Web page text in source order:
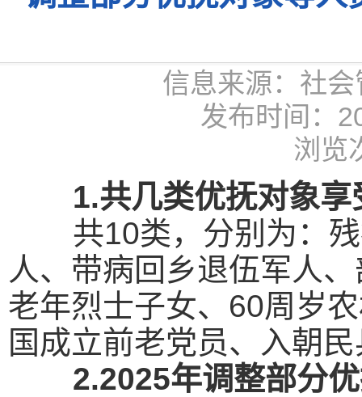
信息来源：社
发布时间：
浏览
1.共几类优抚对象
共10类，分别为：
人、带病回乡退伍军人
老年烈士子女、60周岁
国成立前老党员、入朝
2.2025年调整部分